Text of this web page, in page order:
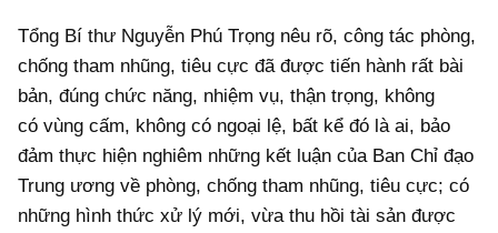
Tổng Bí thư Nguyễn Phú Trọng nêu rõ, công tác phòng,
chống tham nhũng, tiêu cực đã được tiến hành rất bài
bản, đúng chức năng, nhiệm vụ, thận trọng, không
có vùng cấm, không có ngoại lệ, bất kể đó là ai, bảo
đảm thực hiện nghiêm những kết luận của Ban Chỉ đạo
Trung ương về phòng, chống tham nhũng, tiêu cực; có
những hình thức xử lý mới, vừa thu hồi tài sản được